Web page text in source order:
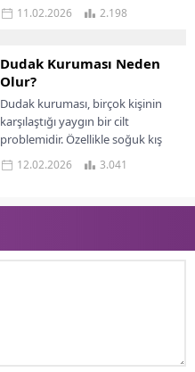
uzun yıllardır istenmeyen
tüylerden kurtulmanın en etkili...
11.02.2026 2.198
Dudak Kuruması Neden
Olur?
Dudak kuruması, birçok kişinin
karşılaştığı yaygın bir cilt
problemidir. Özellikle soğuk kış
aylarında, sert hava koşullarından
etkilenerek dudaklarda çatlama,
12.02.2026 3.041